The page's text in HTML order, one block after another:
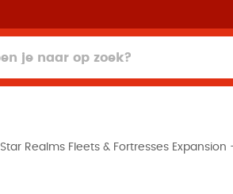
Star Realms Fleets & Fortresses Expansion